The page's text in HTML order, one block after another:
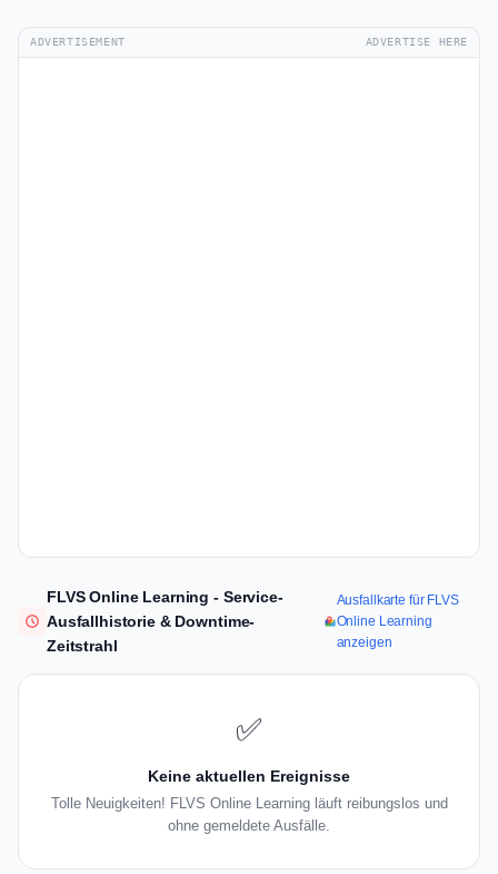
ADVERTISEMENT ADVERTISE HERE
FLVS Online Learning - Service-
Ausfallhistorie & Downtime-
Zeitstrahl
Ausfallkarte für FLVS
Online Learning
anzeigen
✅
Keine aktuellen Ereignisse
Tolle Neuigkeiten! FLVS Online Learning läuft reibungslos und
ohne gemeldete Ausfälle.